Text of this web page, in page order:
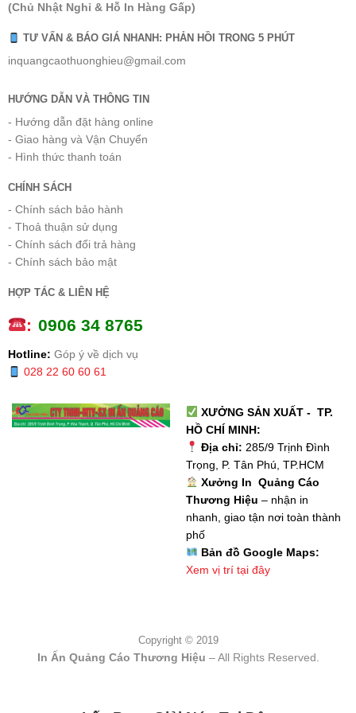
(Chủ Nhật Nghỉ & Hỗ In Hàng Gấp)
TƯ VẤN & BÁO GIÁ NHANH: PHẢN HỒI TRONG 5 PHÚT
inquangcaothuonghieu@gmail.com
HƯỚNG DẪN VÀ THÔNG TIN
- Hướng dẫn đặt hàng online
- Giao hàng và Vận Chuyển
- Hình thức thanh toán
CHÍNH SÁCH
- Chính sách bảo hành
- Thoả thuận sử dụng
- Chính sách đổi trả hàng
- Chính sách bảo mật
HỢP TÁC & LIÊN HỆ
: 0906 34 8765
Hotline: Góp ý về dịch vụ
028 22 60 60 61
XƯỞNG SẢN XUẤT - TP.
HỒ CHÍ MINH:
Địa chỉ: 285/9 Trịnh Đình
Trọng, P. Tân Phú, TP.HCM
Xưởng In Quảng Cáo
Thương Hiệu – nhận in
nhanh, giao tận nơi toàn thành
phố
Bản đồ Google Maps:
Xem vị trí tại đây
Copyright © 2019
In Ấn Quảng Cáo Thương Hiệu – All Rights Reserved.